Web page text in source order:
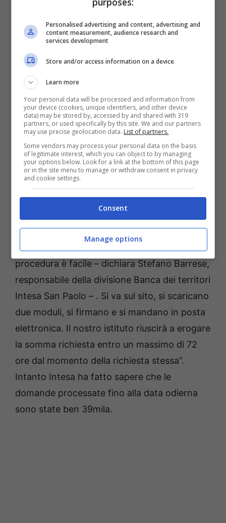
Grandi lavori per le principali banche italiane –
meteoweek.com
Decreto Liquidità, la
situazione delle banche
dichiarato dalle banche, incaricate di fornire il
pagamento dei prestiti richiesti. “La
procedura è facile – dichiara Stefano Barrese,
responsabile della divisione Banca dei territori
Intesa San Paolo – . Si va sul sito, si scaricano
due moduli, si firmano e si mandano in posta
elettronica. Il nostro istituto riuscirà a erogare
la somma richiesta entro un massimo di 72
ore dal momento della richiesta stessa”.
Intanto Intesa ha fatto sapere che le
domande processate fino alla data odierna
sono state ben 39mila.
Personalised advertising and content, advertising and
content measurement, audience research and
services development
Store and/or access information on a device
Learn more
Your personal data will be processed and information from
your device (cookies, unique identifiers, and other device
data) may be stored by, accessed by and shared with 319
partners, or used specifically by this site. We and our partners
may use precise geolocation data. List of partners.
Some vendors may process your personal data on the basis
of legitimate interest, which you can object to by managing
your options below. Look for a link at the bottom of this page
or in the site menu to manage or withdraw consent in privacy
and cookie settings.
Consent
Manage options